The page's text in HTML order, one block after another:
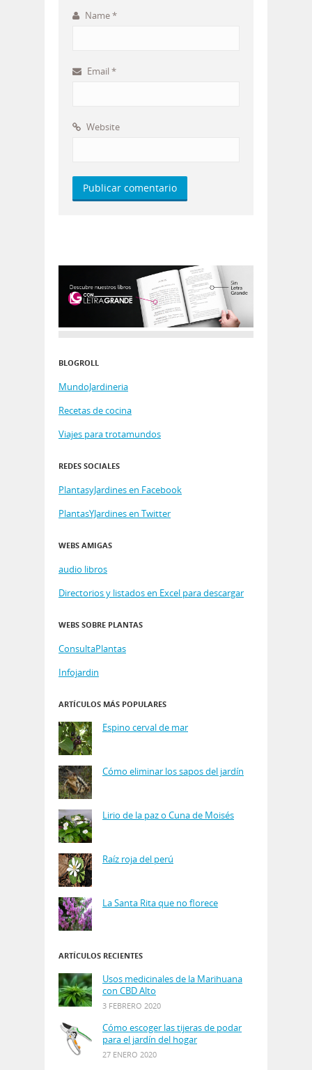
Name*
Email *
Website
BLOGROLL
MundoJardineria
Recetas de cocina
Viajes para trotamundos
REDES SOCIALES
PlantasyJardines en Facebook
PlantasYJardines en Twitter
WEBS AMIGAS
audio libros
Directorios y listados en Excel para descargar
WEBS SOBRE PLANTAS
ConsultaPlantas
Infojardin
ARTÍCULOS MÁS POPULARES
Espino cerval de mar
Cómo eliminar los sapos del jardín
Lirio de la paz o Cuna de Moisés
Raíz roja del perú
La Santa Rita que no florece
ARTÍCULOS RECIENTES
Usos medicinales de la Marihuana
con CBD Alto
3 FEBRERO 2020
Cómo escoger las tijeras de podar
para el jardín del hogar
27 ENERO 2020